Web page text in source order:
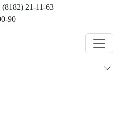
21-11-63
90